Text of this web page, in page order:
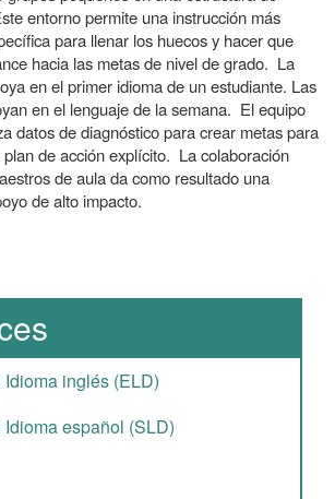
entorno permite una instrucción más
para llenar los huecos y hacer que
hacia las metas de nivel de grado. La
en el primer idioma de un estudiante. Las
en el lenguaje de la semana. El equipo
datos de diagnóstico para crear metas para
de acción explícito. La colaboración
de aula da como resultado una
de alto impacto.
inglés (ELD)
español (SLD)